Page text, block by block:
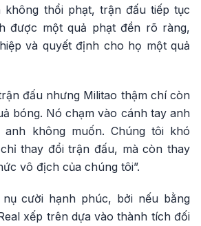
không thổi phạt, trận đấu tiếp tục
được một quả phạt đền rõ ràng,
và quyết định cho họ một quả
đấu nhưng Militao thậm chí còn
bóng. Nó chạm vào cánh tay anh
không muốn. Chúng tôi khó
thay đổi trận đấu, mà còn thay
vô địch của chúng tôi”.
cười hạnh phúc, bởi nếu bằng
xếp trên dựa vào thành tích đối